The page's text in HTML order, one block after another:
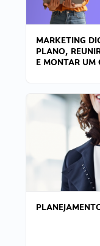
MARKETING
PLANO,
E MONTAR UM